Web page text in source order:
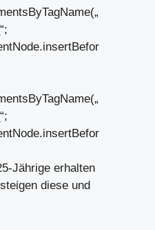
Jährige erhalten
diese und